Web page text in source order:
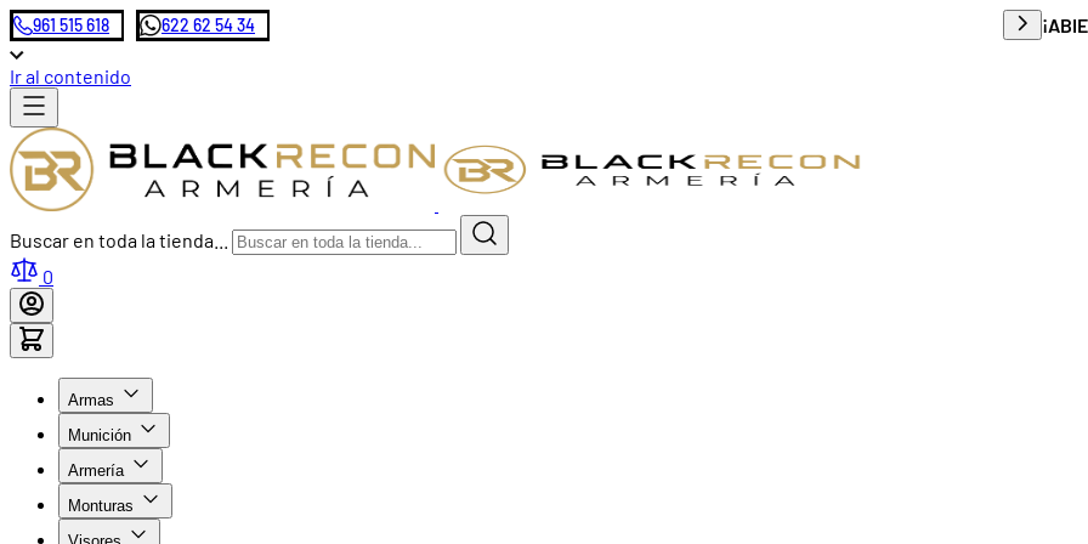
Envío
961 515 618 622 62 54 34
Ir al contenido
Buscar en toda la tienda...
0
Armas
Munición
Armería
Monturas